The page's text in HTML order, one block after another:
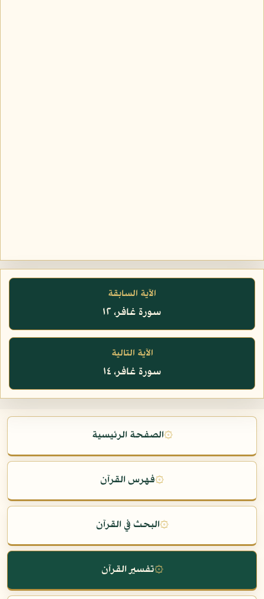
الآية السابقة
سورة غافر، ١٢
الآية التالية
سورة غافر، ١٤
۞الصفحة الرئيسية
۞فهرس القرآن
۞البحث في القرآن
۞تفسير القرآن